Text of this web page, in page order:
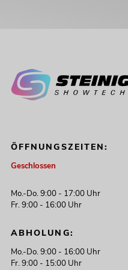
ÖFFNUNGSZEITEN:
Geschlossen
Mo.-Do. 9:00 - 17:00 Uhr
Fr. 9:00 - 16:00 Uhr
ABHOLUNG:
Mo.-Do. 9:00 - 16:00 Uhr
Fr. 9:00 - 15:00 Uhr